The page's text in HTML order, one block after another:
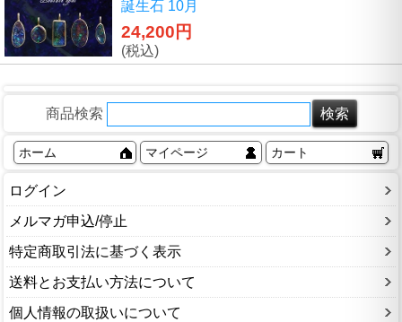
誕生石 10月
24,200円
(税込)
商品検索
ホーム マイページ カート
ログイン
メルマガ申込/停止
特定商取引法に基づく表示
送料とお支払い方法について
個人情報の取扱いについて